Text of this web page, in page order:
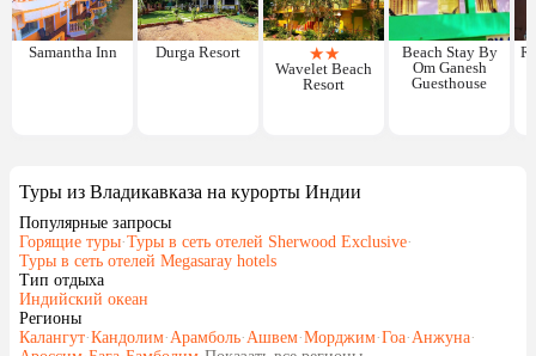
Samantha Inn Durga Resort ★★
Wavelet Beach
Resort
Beach Stay By
Om Ganesh
Guesthouse
Туры из Владикавказа на курорты Индии
Популярные запросы
Горящие туры·Туры в сеть отелей Sherwood Exclusive·
Туры в сеть отелей Megasaray hotels
Тип отдыха
Индийский океан
Регионы
Калангут·Кандолим· Арамболь· Ашвем·Морджим·Гоа· Анжуна·